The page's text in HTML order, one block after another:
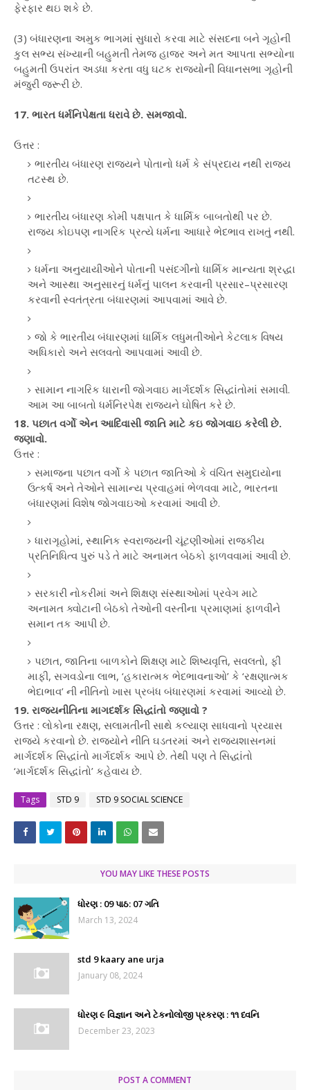
ફેરફાર થઇ શકે છે.
(3) બંધારણના અમુક ભાગમાં સુધારો કરવા માટે સંસદના બને ગૃહોની
કુલ સભ્ય સંખ્યાની બહુમતી તેમજ હાજર અને મત આપતા સભ્યોના
બહુમતી ઉપરાંત અડધા કરતા વધુ ઘટક રાજ્યોની વિધાનસભા ગૃહોની
મંજુરી જરૂરી છે.
17. ભારત ધર્મનિપેક્ષતા ધરાવે છે. સમજાવો.
ઉત્તર :
ભારતીય બંધારણ રાજ્યને પોતાનો ધર્મ કે સંપ્રદાય નથી રાજ્ય
તટસ્થ છે.
ભારતીય બંધારણ કોમી પક્ષપાત કે ધાર્મિક બાબતોથી પર છે.
રાજ્ય કોઇપણ નાગરિક પ્રત્યે ધર્મના આધારે ભેદભાવ રાખતું નથી.
ધર્મના અનુયાયીઓને પોતાની પસંદગીનો ધાર્મિક માન્યતા શ્રદ્ધા
અને આસ્થા અનુસારનું ધર્મનું પાલન કરવાની પ્રસાર–પ્રસારણ
કરવાની સ્વતંત્રતા બંધારણમાં આપવામાં આવે છે.
જો કે ભારતીય બંધારણમાં ધાર્મિક લધુમતીઓને કેટલાક વિષય
અધિકારો અને સલવતો આપવામાં આવી છે.
સામાન નાગરિક ધારાની જોગવાઇ માર્ગદર્શક સિદ્ધાંતોમાં સમાવી.
આમ આ બાબતો ધર્મનિરપેક્ષ રાજ્યને ઘોષિત કરે છે.
18. પછાત વર્ગો એન આદિવાસી જાતિ માટે કઇ જોગવાઇ કરેલી છે.
જણાવો.
ઉત્તર :
સમાજના પછાત વર્ગો કે પછાત જાતિઓ કે વંચિત સમુદાયોના
ઉત્કર્ષ અને તેઓને સામાન્ય પ્રવાહમાં ભેળવવા માટે, ભારતના
બંધારણમાં વિશેષ જોગવાઇઓ કરવામાં આવી છે.
ધારાગૃહોમાં, સ્થાનિક સ્વરાજ્યની ચૂંટણીઓમાં રાજકીય
પ્રતિનિધિત્વ પુરું પડે તે માટે અનામત બેઠકો ફાળવવામાં આવી છે.
સરકારી નોકરીમાં અને શિક્ષણ સંસ્થાઓમાં પ્રવેગ માટે
અનામત ક્વોટાની બેઠકો તેઓની વસ્તીના પ્રમાણમાં ફાળવીને
સમાન તક આપી છે.
પછાત, જાતિના બાળકોને શિક્ષણ માટે શિષ્યવૃત્તિ, સવલતો, ફી
માફી, સગવડોના લાભ, ‘હકારાત્મક ભેદભાવનાઓ’ કે ‘રક્ષણાત્મક
ભેદાભાવ’ ની નીતિનો ખાસ પ્રબંધ બંધારણમાં કરવામાં આવ્યો છે.
19. રાજ્યનીતિના માગદર્શક સિદ્ધાંતો જણાવો ?
ઉત્તર : લોકોના રક્ષણ, સલામતીની સાથે કલ્યાણ સાધવાનો પ્રયાસ
રાજ્યે કરવાનો છે. રાજ્યોને નીતિ ઘડતરમાં અને રાજ્યશાસનમાં
માર્ગદર્શક સિદ્ધાંતો માર્ગદર્શક આપે છે. તેથી પણ તે સિદ્ધાંતો
‘માર્ગદર્શક સિદ્ધાંતો’ કહેવાય છે.
Tags STD 9 STD 9 SOCIAL SCIENCE
YOU MAY LIKE THESE POSTS
ધોરણ : 09 પાઠ: 07 ગતિ
March 13, 2024
std 9 kaary ane urja
January 08, 2024
ધોરણ ૯ વિજ્ઞાન અને ટેકનોલોજી પ્રકરણ : ૧૧ ધ્વનિ
December 23, 2023
POST A COMMENT